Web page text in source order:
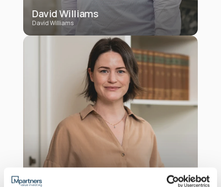
David Williams
David Williams